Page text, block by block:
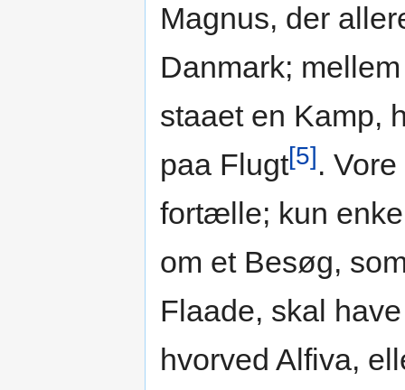
Magnus, der
Danmark;
staaet en Kamp,
paa Flugt[5].
fortælle; kun
om et Besøg,
Flaade, skal
hvorved Alfiva,